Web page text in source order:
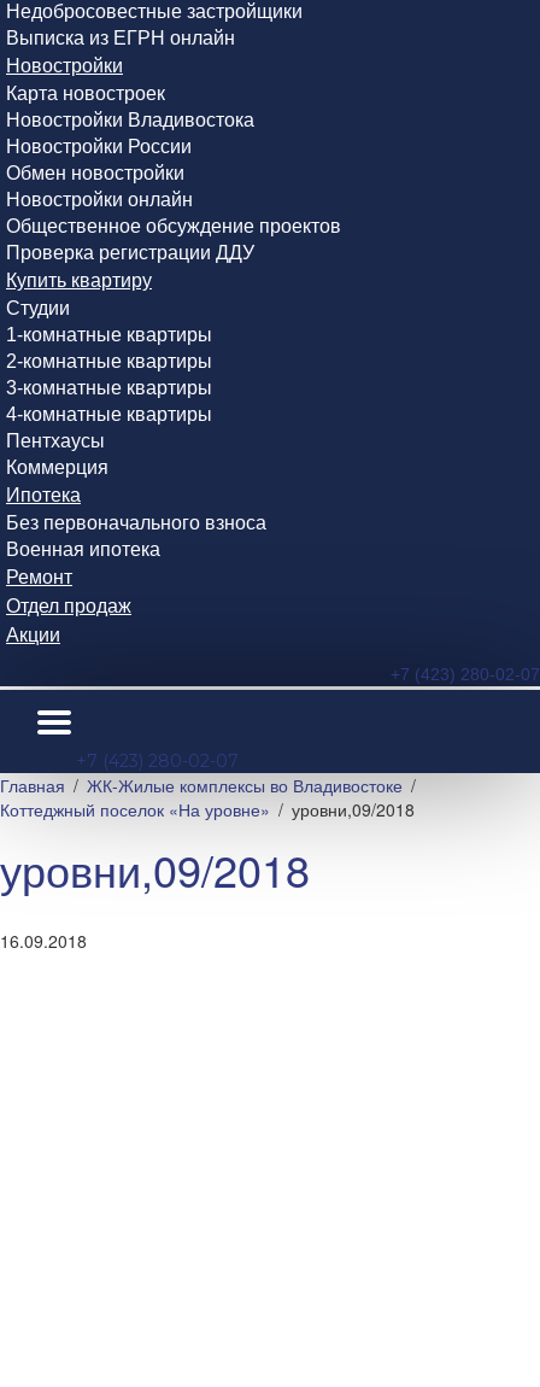
Недобросовестные застройщики
Выписка из ЕГРН онлайн
Новостройки
Карта новостроек
Новостройки Владивостока
Новостройки России
Обмен новостройки
Новостройки онлайн
Общественное обсуждение проектов
Проверка регистрации ДДУ
Купить квартиру
Студии
1-комнатные квартиры
2-комнатные квартиры
3-комнатные квартиры
4-комнатные квартиры
Пентхаусы
Коммерция
Ипотека
Без первоначального взноса
Военная ипотека
Ремонт
Отдел продаж
Акции
+7 (423) 280-02-07
+7 (423) 280-02-07
Главная
ЖК-Жилые комплексы во Владивостоке
Коттеджный поселок «На уровне»
уровни,09/2018
уровни,09/2018
16.09.2018